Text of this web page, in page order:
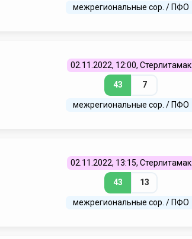
межрегиональные сор. / ПФО
02.11.2022, 12:00, Стерлитамак
43 7
межрегиональные сор. / ПФО
02.11.2022, 13:15, Стерлитамак
43 13
межрегиональные сор. / ПФО